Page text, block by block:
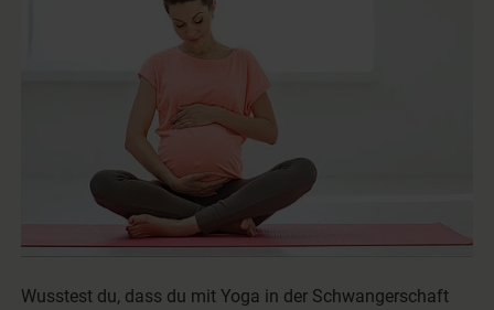
Wusstest du, dass du mit Yoga in der Schwangerschaft